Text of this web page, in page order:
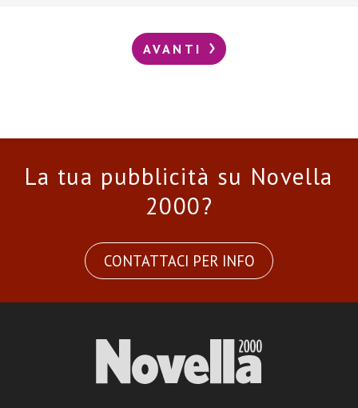
AVANTI
La tua pubblicità su Novella
2000?
CONTATTACI PER INFO